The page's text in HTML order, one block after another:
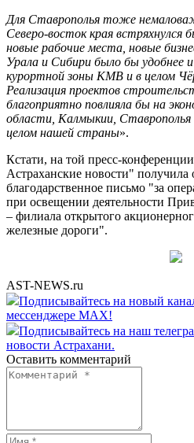
Для Ставрополья тоже
Северо-восток края встряхнулся
новые рабочие места, новые
Урала и Сибири было бы удобнее
курортной зоны КМВ и в целом
Реализация проектов
благоприятно повлияла бы на
области, Калмыкии, Ставрополья
целом нашей страны».
Кстати, на той пресс-
Астраханские новости" получила
благодарственное письмо "за
при освещении деятельности
– филиала открытого
железные дороги".
AST-NEWS.ru
Подписывайтесь на новый
мессенджере MAX!
Подписывайтесь на наш
новости Астрахани.
Оставить комментарий